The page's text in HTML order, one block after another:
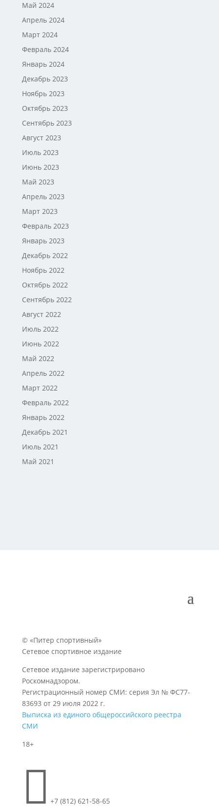
Май 2024
Апрель 2024
Март 2024
Февраль 2024
Январь 2024
Декабрь 2023
Ноябрь 2023
Октябрь 2023
Сентябрь 2023
Август 2023
Июль 2023
Июнь 2023
Май 2023
Апрель 2023
Март 2023
Февраль 2023
Январь 2023
Декабрь 2022
Ноябрь 2022
Октябрь 2022
Сентябрь 2022
Август 2022
Июль 2022
Июнь 2022
Май 2022
Апрель 2022
Март 2022
Февраль 2022
Январь 2022
Декабрь 2021
Июль 2021
Май 2021
© «Питер спортивный»
Сетевое спортивное издание
Сетевое издание зарегистрировано
Роскомнадзором.
Регистрационный номер СМИ: серия Эл № ФС77-
83693 от 29 июля 2022 г.
Выписка из единого общероссийского реестра
СМИ
18+
 +7 (812) 621-58-65